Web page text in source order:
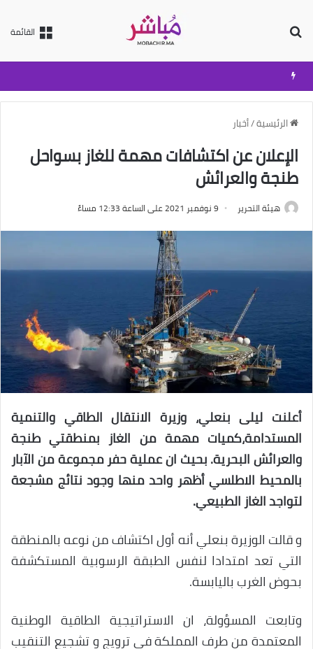
القائمة
الرئيسية/أخبار
الإعلان عن اكتشافات مهمة للغاز بسواحل
طنجة والعرائش
هيئة التحرير 9 نوفمبر 2021 على الساعة 12:33 مساءً
أعلنت ليلى بنعلي، وزيرة الانتقال الطاقي والتنمية
المستدامة،كميات مهمة من الغاز بمنطقتي طنجة
والعرائش البحرية. بحيث ان عملية حفر مجموعة من الآبار
بالمحيط الاطلسي أظهر واحد منها وجود نتائج مشجعة
لتواجد الغاز الطبيعي.
و قالت الوزيرة بنعلي أنه أول اكتشاف من نوعه بالمنطقة
التي تعد امتدادا لنفس الطبقة الرسوبية المستكشفة
بحوض الغرب باليابسة.
وتابعت المسؤولة، ان الاستراتيجية الطاقية الوطنية
المعتمدة من طرف المملكة في ترويج و تشجيع التنقيب